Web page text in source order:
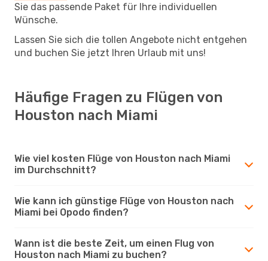
Sie das passende Paket für Ihre individuellen
Wünsche.
Lassen Sie sich die tollen Angebote nicht entgehen
und buchen Sie jetzt Ihren Urlaub mit uns!
Häufige Fragen zu Flügen von
Houston nach Miami
Wie viel kosten Flüge von Houston nach Miami
im Durchschnitt?
Wie kann ich günstige Flüge von Houston nach
Miami bei Opodo finden?
Wann ist die beste Zeit, um einen Flug von
Houston nach Miami zu buchen?